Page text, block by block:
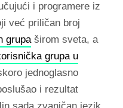
i programere iz
već priličan broj
grupaširom sveta, a
grupa u
jednoglasno
i rezultat